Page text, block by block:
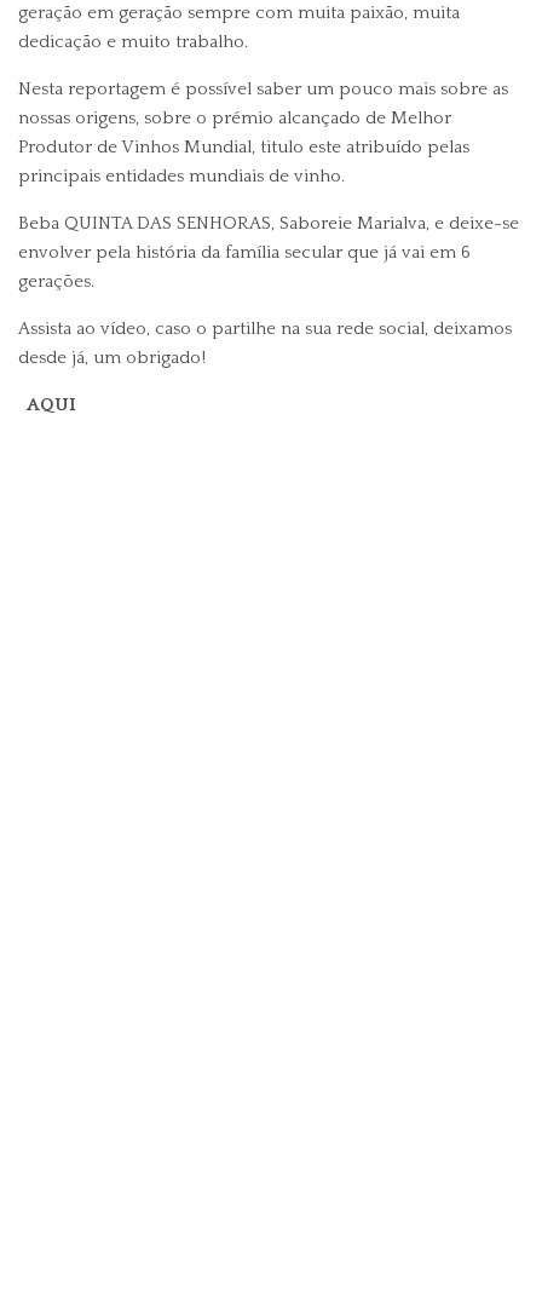
geração em geração sempre com muita paixão, muita
dedicação e muito trabalho.
Nesta reportagem é possível saber um pouco mais sobre as
nossas origens, sobre o prémio alcançado de Melhor
Produtor de Vinhos Mundial, titulo este atribuído pelas
principais entidades mundiais de vinho.
Beba QUINTA DAS SENHORAS, Saboreie Marialva, e deixe-se
envolver pela história da família secular que já vai em 6
gerações.
Assista ao vídeo, caso o partilhe na sua rede social, deixamos
desde já, um obrigado!
AQUI